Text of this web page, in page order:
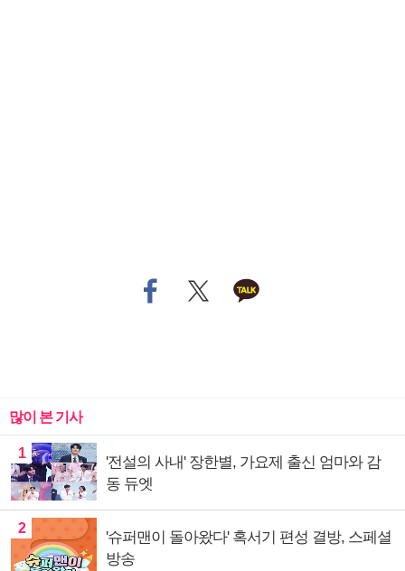
많이 본 기사
1
'전설의 사내' 장한별, 가요제 출신 엄마와 감
동 듀엣
2
'슈퍼맨이 돌아왔다' 혹서기 편성 결방, 스페셜
방송